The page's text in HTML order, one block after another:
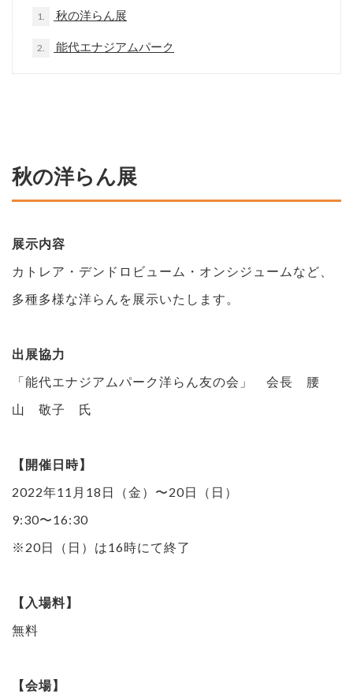
1. 秋の洋らん展
2. 能代エナジアムパーク
秋の洋らん展
展示内容
カトレア・デンドロビューム・オンシジュームなど、
多種多様な洋らんを展示いたします。
出展協力
「能代エナジアムパーク洋らん友の会」 会長 腰
山 敬子 氏
【開催日時】
2022年11月18日（金）〜20日（日）
9:30〜16:30
※20日（日）は16時にて終了
【入場料】
無料
【会場】